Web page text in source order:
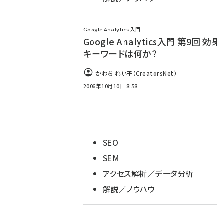
Google Analytics入門
Google Analytics入門 第9回 効
キーワードは何か？
かわち れい子（CreatorsNet）
2006年10月10日 8:58
SEO
SEM
アクセス解析／データ分析
解説／ノウハウ